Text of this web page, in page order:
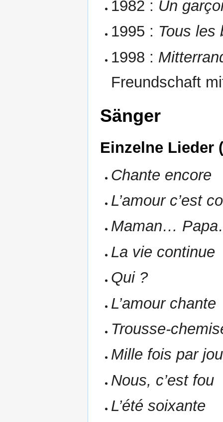
1982 : Un
1995 : Tous les
1998 :
Freundschaft
Sänger
Einzelne Lieder
Chante encore
L’amour c’est
Maman…
La vie continue
Qui ?
L’amour chante
Trousse-
Mille fois par
Nous, c’est fou
L’été soixante